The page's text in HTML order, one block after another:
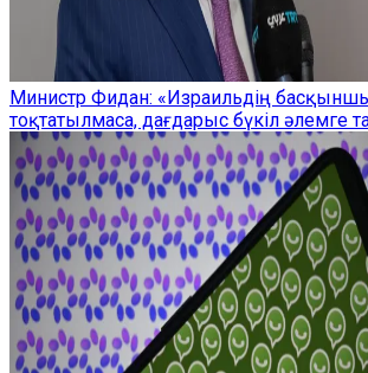
Министр Фидан: «Израильдің
тоқтатылмаса, дағдарыс бүкіл әлемге